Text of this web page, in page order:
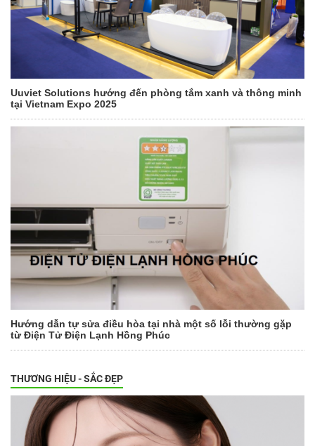
Uuviet Solutions hướng đến phòng tắm xanh và thông minh
tại Vietnam Expo 2025
Hướng dẫn tự sửa điều hòa tại nhà một số lỗi thường gặp
từ Điện Tử Điện Lạnh Hồng Phúc
THƯƠNG HIỆU - SẮC ĐẸP